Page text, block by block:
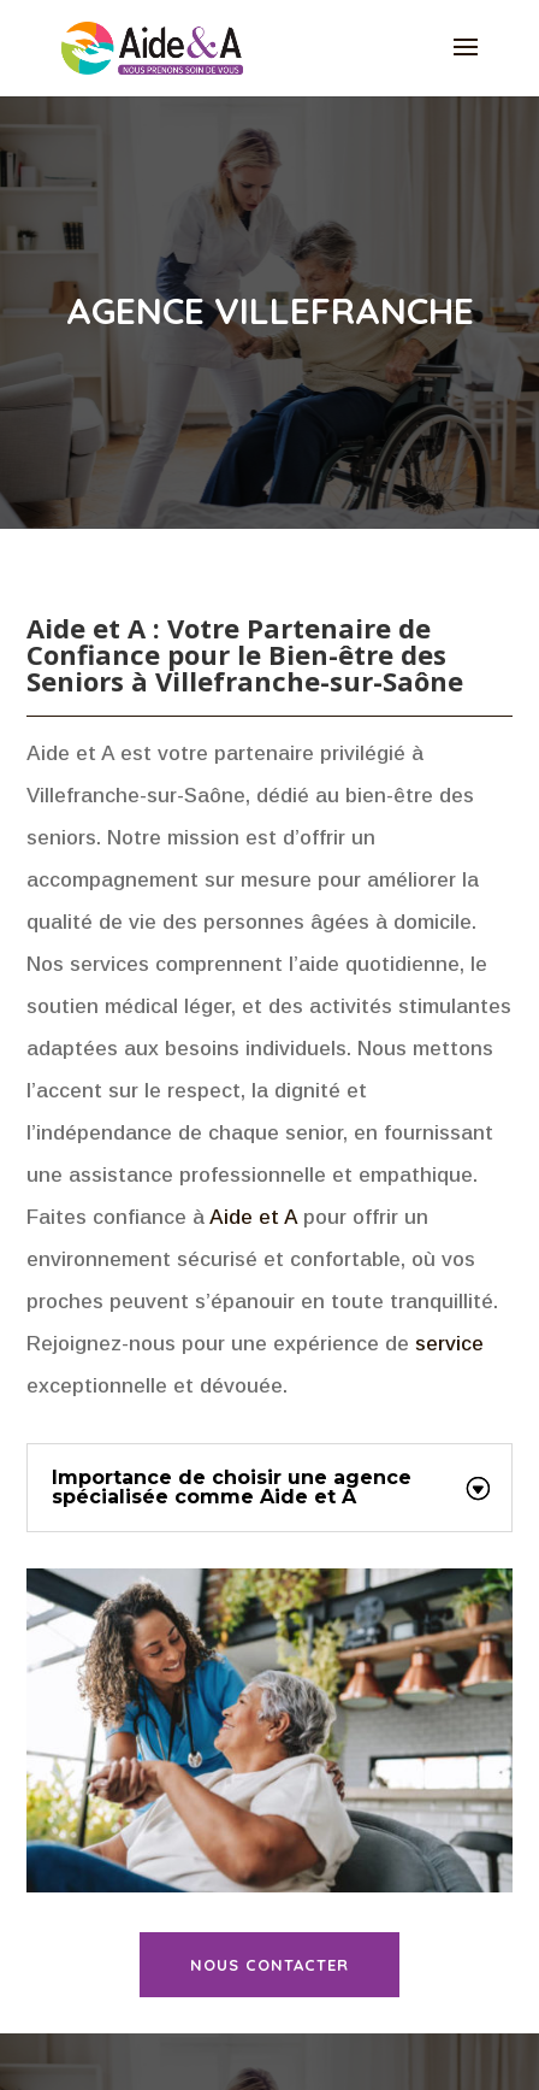
AGENCE VILLEFRANCHE
Aide et A : Votre Partenaire de
Confiance pour le Bien-être des
Seniors à Villefranche-sur-Saône
Aide et A est votre partenaire privilégié à
Villefranche-sur-Saône, dédié au bien-être des
seniors. Notre mission est d’offrir un
accompagnement sur mesure pour améliorer la
qualité de vie des personnes âgées à domicile.
Nos services comprennent l’aide quotidienne, le
soutien médical léger, et des activités stimulantes
adaptées aux besoins individuels. Nous mettons
l’accent sur le respect, la dignité et
l’indépendance de chaque senior, en fournissant
une assistance professionnelle et empathique.
Faites confiance àAide et Apour offrir un
environnement sécurisé et confortable, où vos
proches peuvent s’épanouir en toute tranquillité.
Rejoignez-nous pour une expérience de service
exceptionnelle et dévouée.
Importance de choisir une agence
spécialisée comme Aide et A
NOUS CONTACTER